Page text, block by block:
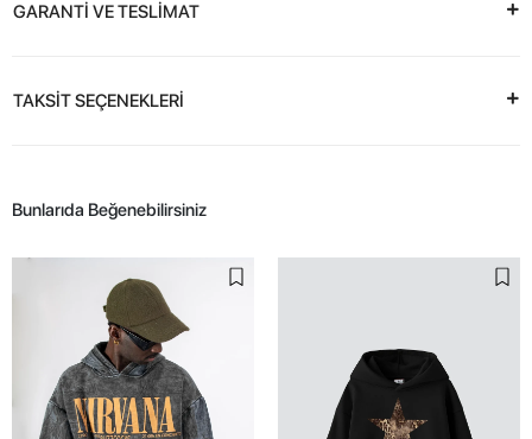
GARANTİ VE TESLİMAT
TAKSİT SEÇENEKLERİ
Bunlarıda Beğenebilirsiniz